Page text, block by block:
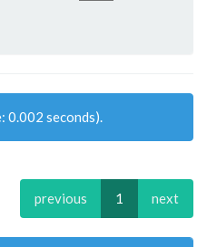
0.002 seconds).
previous 1 next